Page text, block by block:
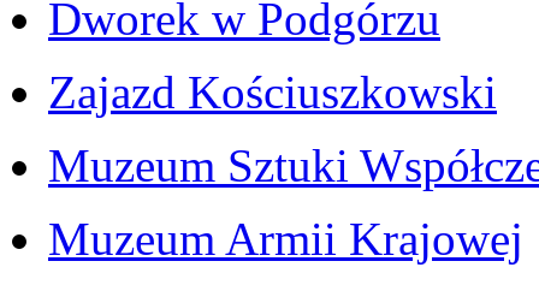
Dworek w Podgórzu
Zajazd Kościuszkowski
Muzeum Sztuki
Muzeum Armii Krajowej